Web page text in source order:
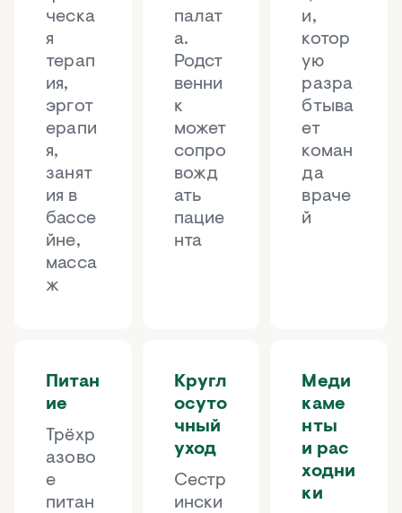
ческа
я
терап
ия,
эргот
ерапи
я,
занят
ия в
бассе
йне,
масса
ж
палат
а.
Родст
венни
к
может
сопро
вожд
ать
пацие
нта
и,
котор
ую
разра
бтыва
ет
коман
да
враче
й
Питан
ие
Трёхр
азово
е
питан
Кругл
осуто
чный
уход
Сестр
ински
Меди
каме
нты
и рас
ходни
ки